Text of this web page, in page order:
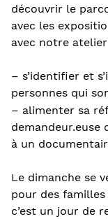
découvrir le
avec les
avec notre
– s’identifier et
personnes qui
– alimenter sa
à un
Le dimanche se
pour des
c’est un jour de